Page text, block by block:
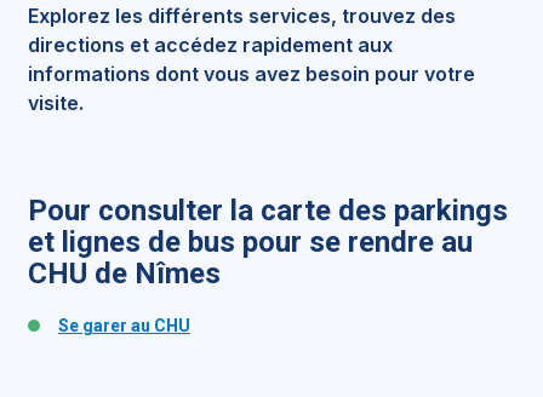
Explorez les différents services, trouvez des
directions et accédez rapidement aux
informations dont vous avez besoin pour votre
visite.
Pour consulter la carte des parkings
et lignes de bus pour se rendre au
CHU de Nîmes
Se garer au CHU